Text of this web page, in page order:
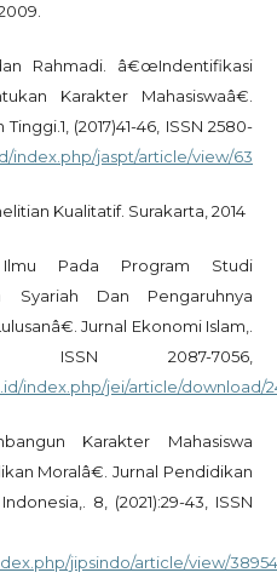
Rahmadi. â€œIndentifikasi
Karakter Mahasiswaâ€.
(2017)41-46, ISSN 2580-
index.php/jaspt/article/view/63
Kualitatif. Surakarta, 2014
Ilmu Pada Program Studi
Syariah Dan Pengaruhnya
Jurnal Ekonomi Islam,.
ISSN 2087-7056,
index.php/jei/article/download/
Karakter Mahasiswa
Moralâ€. Jurnal Pendidikan
8, (2021):29-43, ISSN
jipsindo/article/view/38954